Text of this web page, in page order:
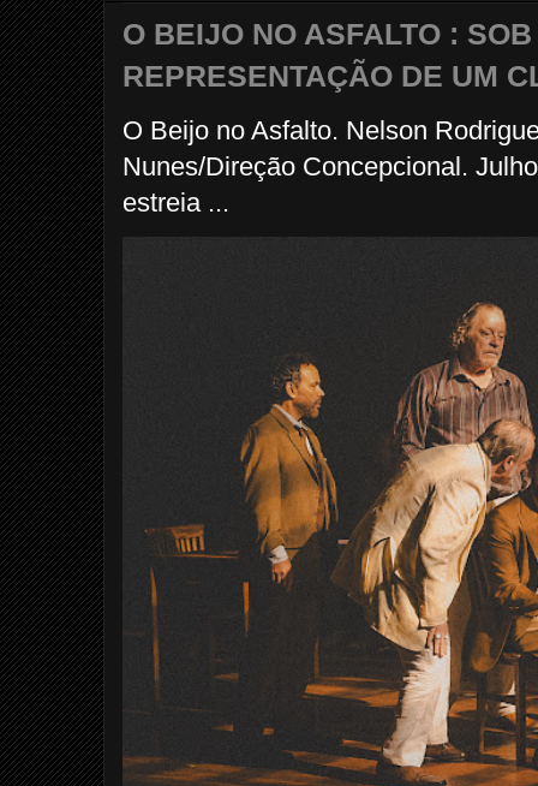
O BEIJO NO ASFALTO :
REPRESENTAÇÃO DE UM
O Beijo no Asfalto. Nelson
Nunes/Direção Concepcional.
estreia ...